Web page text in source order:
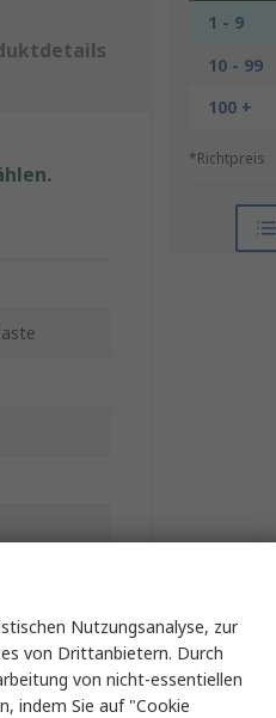
1 - 9
10 - 99
100 +
*Richtpreis
Nutzungsanalyse, zur
von Drittanbietern. Durch
von nicht-essentiellen
indem Sie auf "Cookie